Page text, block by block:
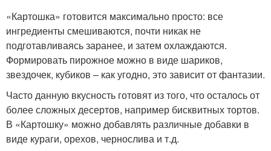
«Картошка» готовится максимально просто: все
ингредиенты смешиваются, почти никак не
подготавливаясь заранее, и затем охлаждаются.
Формировать пирожное можно в виде шариков,
звездочек, кубиков – как угодно, это зависит от фантазии.
Часто данную вкусность готовят из того, что осталось от
более сложных десертов, например бисквитных тортов.
В «Картошку» можно добавлять различные добавки в
виде кураги, орехов, чернослива и т.д.